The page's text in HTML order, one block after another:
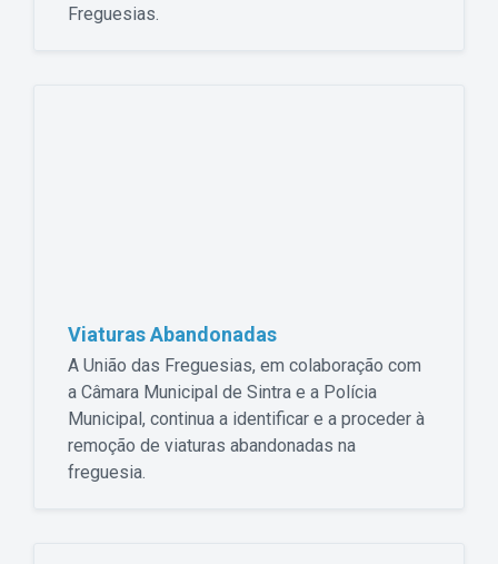
Freguesias.
Viaturas Abandonadas
A União das Freguesias, em colaboração com
a Câmara Municipal de Sintra e a Polícia
Municipal, continua a identificar e a proceder à
remoção de viaturas abandonadas na
freguesia.